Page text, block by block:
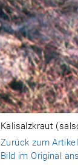
Kalisalzkraut
Zurück zum Artikel
Bild im Original